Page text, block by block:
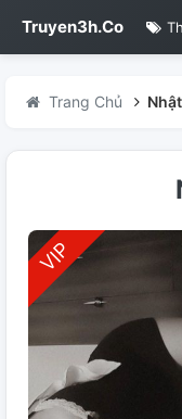
Truyen3h.Co
Trang Chủ